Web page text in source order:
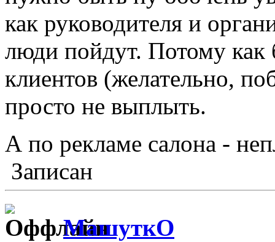
как руководителя и
люди пойдут. Потому как
клиентов (желательно,
просто не выплыть.
А по рекламе салона -
Записан
МашуткО